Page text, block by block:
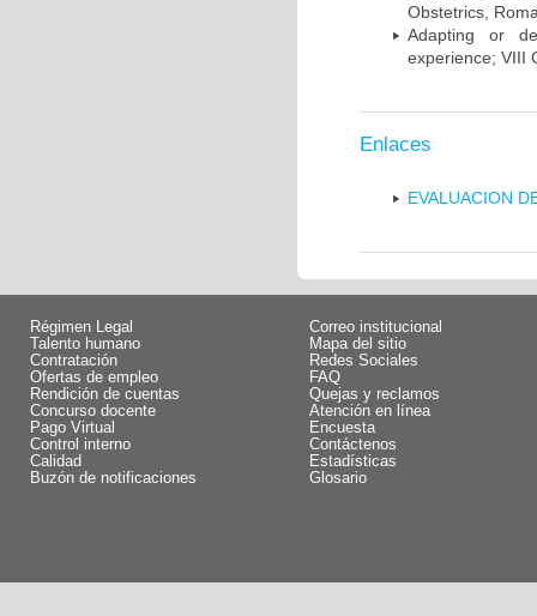
Obstetrics,
Adapting or
experience; VIII
Enlaces
EVALUACION
Régimen Legal
Talento humano
Contratación
Ofertas de empleo
Rendición de cuentas
Concurso docente
Pago Virtual
Control interno
Calidad
Buzón de notificaciones
Correo institucional
Mapa del sitio
Redes Sociales
FAQ
Quejas y reclamos
Atención en línea
Encuesta
Contáctenos
Estadísticas
Glosario